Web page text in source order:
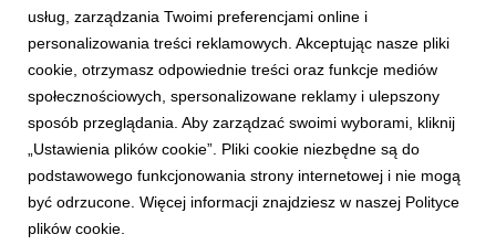
AKTUALNOŚCI
Dentsu wzmacnia kompetencje Business
Transformation w Polsce
27 kwietnia 2026
Dentsu rozwija w Polsce kompetencje Business
Transformation (BX), wzmacniając swoją pozycję w obszarze
transformacji biznesowej w erze AI. Zespół BX, którym
usług, zarządzania Twoimi preferencjami online i
personalizowania treści reklamowych. Akceptując nasze pliki
cookie, otrzymasz odpowiednie treści oraz funkcje mediów
społecznościowych, spersonalizowane reklamy i ulepszony
sposób przeglądania. Aby zarządzać swoimi wyborami, kliknij
„Ustawienia plików cookie”. Pliki cookie niezbędne są do
podstawowego funkcjonowania strony internetowej i nie mogą
być odrzucone. Więcej informacji znajdziesz w naszej Polityce
plików cookie.